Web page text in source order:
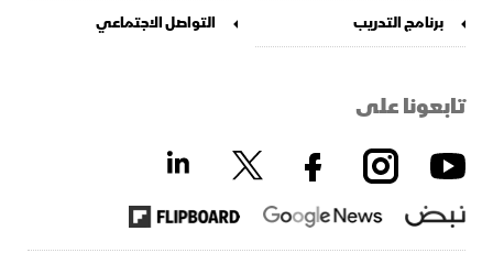
برنامج التدريب
التواصل الاجتماعي
تابعونا على